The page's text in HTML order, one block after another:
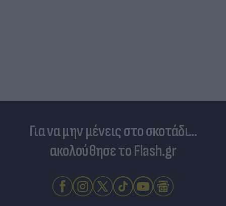
Για να μην μένεις στο σκοτάδι...
ακολούθησε το Flash.gr